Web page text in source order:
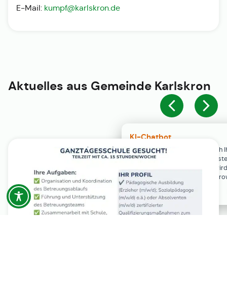
KI-Chatbot
Der KI-Chatbot steht erst nach
Einwilligung in den Cookie-
Verfügung. Der Chat-Verlauf
ausschließlich lokal in Ihrem
gespeichert.
E-Mail: kumpf@karlskron.de
Aktuelles aus Gemeinde Karlskron